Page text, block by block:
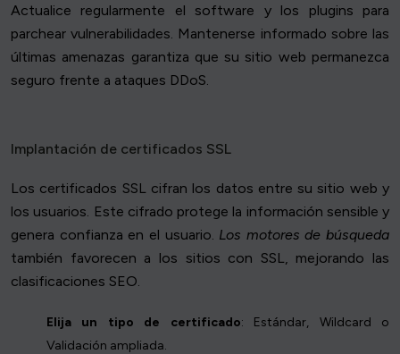
Actualice regularmente el software y los plugins para
parchear vulnerabilidades. Mantenerse informado sobre las
últimas amenazas garantiza que su sitio web permanezca
seguro frente a ataques DDoS.
Implantación de certificados SSL
Los certificados SSL cifran los datos entre su sitio web y
los usuarios. Este cifrado protege la información sensible y
genera confianza en el usuario. Los motores de búsqueda
también favorecen a los sitios con SSL, mejorando las
clasificaciones SEO.
Elija un tipo de certificado: Estándar, Wildcard o
Validación ampliada.